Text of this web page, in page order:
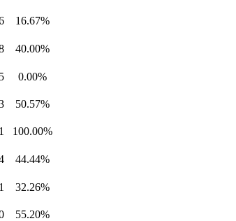
16.67%
40.00%
0.00%
50.57%
100.00%
44.44%
32.26%
55.20%